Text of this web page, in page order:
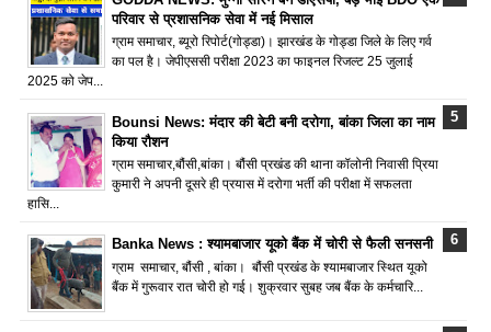
परिवार से प्रशासनिक सेवा में नई मिसाल
ग्राम समाचार, ब्यूरो रिपोर्ट(गोड्डा)। झारखंड के गोड्डा जिले के लिए गर्व
का पल है। जेपीएससी परीक्षा 2023 का फाइनल रिजल्ट 25 जुलाई
2025 को जेप...
Bounsi News: मंदार की बेटी बनी दरोगा, बांका जिला का नाम
किया रौशन
ग्राम समाचार,बौंसी,बांका। बौंसी प्रखंड की थाना कॉलोनी निवासी प्रिया
कुमारी ने अपनी दूसरे ही प्रयास में दरोगा भर्ती की परीक्षा में सफलता
हासि...
Banka News : श्यामबाजार यूको बैंक में चोरी से फैली सनसनी
ग्राम समाचार, बौंसी , बांका। बौंसी प्रखंड के श्यामबाजार स्थित यूको
बैंक में गुरूवार रात चोरी हो गई। शुक्रवार सुबह जब बैंक के कर्मचारि...